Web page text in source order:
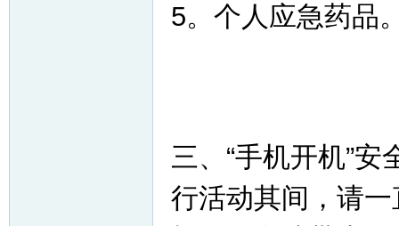
5。个人应急药品
三、“手机开机”
行活动其间，请